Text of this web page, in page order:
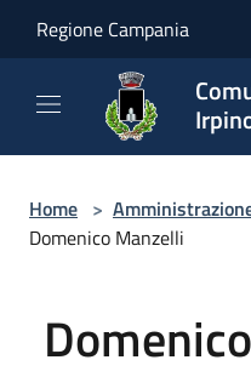
Regione Campania
Home >
Domenico Manzelli